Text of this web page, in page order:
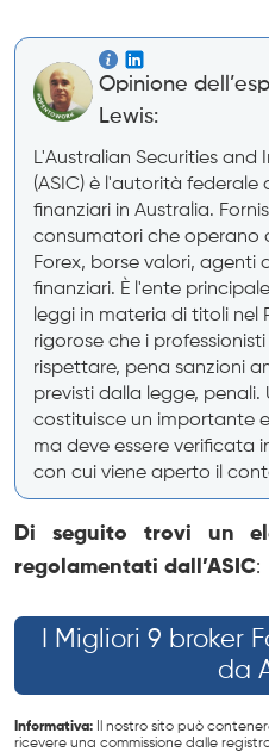
Opinione
Lewis:
L'Australian Securities and
(ASIC) è l'autorità federale
finanziari in Australia.
consumatori che operano
Forex, borse valori,
finanziari. È l'ente
leggi in materia di titoli nel
rigorose che i
rispettare, pena sanzioni
previsti dalla legge, penali.
costituisce un importante
ma deve essere verificata
con cui viene aperto il
Di seguito trovi un
regolamentati dall’ASIC:
I Migliori 9 broker
da
Informativa: Il nostro sito può
ricevere una commissione dalle